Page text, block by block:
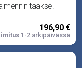
taakse.
4X4 99-04,196,90 €
1-2 arkipäivässä